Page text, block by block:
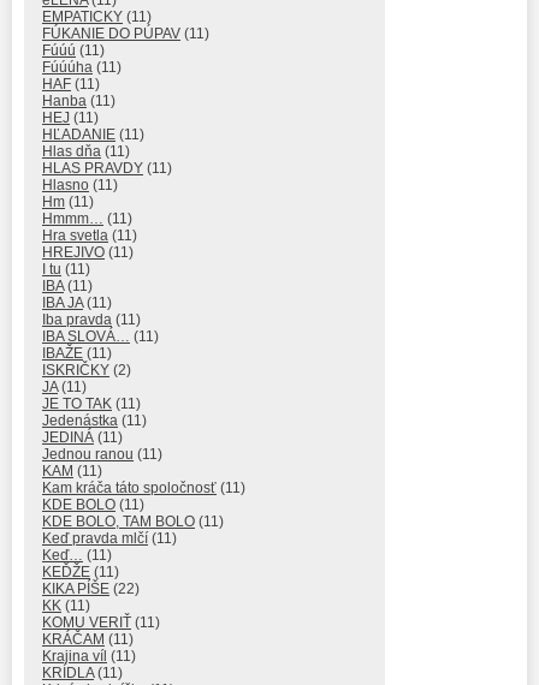
EMPATICKY (11)
FÚKANIE DO PÚPAV (11)
Fúúú (11)
Fúúúha (11)
HAF (11)
Hanba (11)
HEJ (11)
HĽADANIE (11)
Hlas dňa (11)
HLAS PRAVDY (11)
Hlasno (11)
Hm (11)
Hmmm… (11)
Hra svetla (11)
HREJIVO (11)
I tu (11)
IBA(11)
IBA JA(11)
Iba pravda (11)
IBA SLOVÁ… (11)
IBAŽE (11)
ISKRIČKY (2)
JA(11)
JE TO TAK (11)
Jedenástka (11)
JEDINÁ (11)
Jednou ranou (11)
KAM (11)
Kam kráča táto spoločnosť (11)
KDE BOLO (11)
KDE BOLO, TAM BOLO (11)
Keď pravda mlčí (11)
Keď… (11)
KEĎŽE (11)
KIKA PÍŠE (22)
KK (11)
KOMU VERIŤ (11)
KRÁČAM (11)
Krajina víl (11)
KRÍDLA(11)